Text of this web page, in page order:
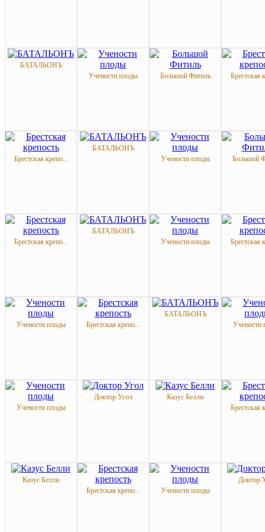
БАТАЛЬОНЪ
Учености плоды
Большой Фитиль Брестская
Брестская крепо...
БАТАЛЬОНЪ
Учености плоды
Большой
Брестская крепо...
БАТАЛЬОНЪ
Учености плоды
Брестская
Учености плоды Брестская крепо...
БАТАЛЬОНЪ
Учености
Учености плоды
Доктор Угол
Казус Белли
Брестская
Казус Белли
Брестская крепо...
Учености плоды
Доктор